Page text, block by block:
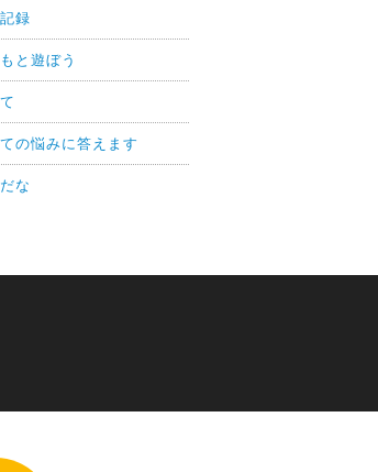
録
と遊ぼう
の悩みに答えます
な